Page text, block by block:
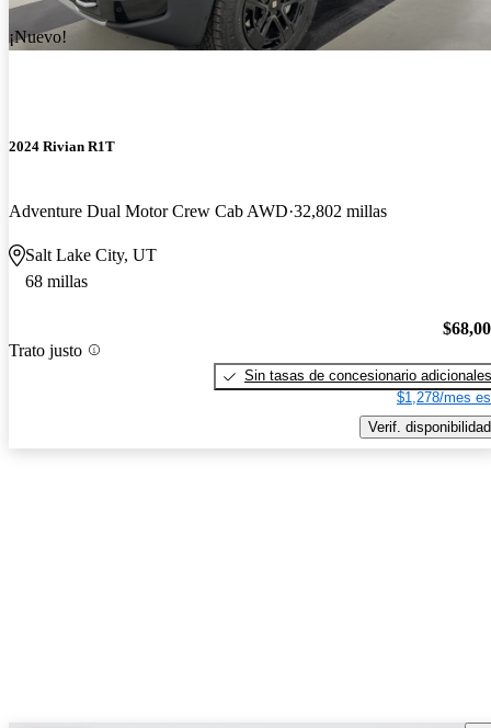
¡Nuevo!
2024 Rivian R1T
Adventure Dual Motor Crew Cab AWD 32,802 millas
Salt Lake City, UT
68 millas
Trato justo
Sin tasas de concesionario adicionales
$1,278/mes
Verif. disponibilidad